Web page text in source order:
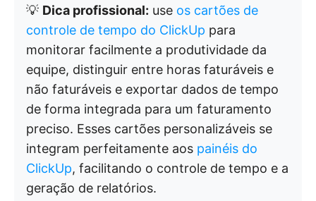
💡 Dica profissional: use os cartões de
controle de tempo do ClickUp para
monitorar facilmente a produtividade da
equipe, distinguir entre horas faturáveis e
não faturáveis e exportar dados de tempo
de forma integrada para um faturamento
preciso. Esses cartões personalizáveis se
integram perfeitamente aos painéis do
ClickUp, facilitando o controle de tempo e a
geração de relatórios.